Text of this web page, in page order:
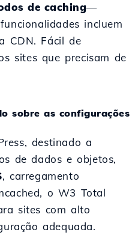
de caching—
incluem
CDN. Fácil de
sites que precisam de
sobre as configurações
destinado a
de dados e objetos,
, carregamento
o W3 Total
sites com alto
adequada.